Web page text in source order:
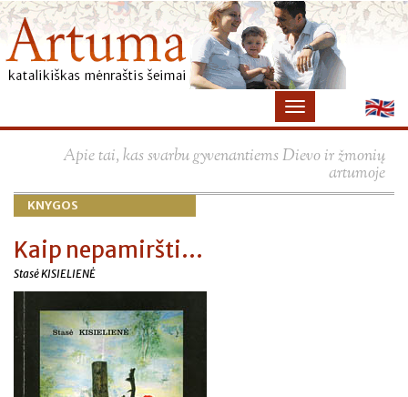
Apie tai, kas svarbu gyvenantiems Dievo ir žmonių
artumoje
KNYGOS
Kaip nepamiršti...
Stasė KISIELIENĖ
×